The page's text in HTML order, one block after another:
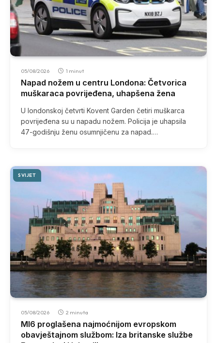
05/08/2026 1 minut
Napad nožem u centru Londona: Četvorica
muškaraca povrijeđena, uhapšena žena
U londonskoj četvrti Kovent Garden četiri muškarca
povrijeđena su u napadu nožem. Policija je uhapsila
47-godišnju ženu osumnjičenu za napad.…
SVIJET
05/08/2026 2 minuta
MI6 proglašena najmoćnijom evropskom
obavještajnom službom: Iza britanske službe